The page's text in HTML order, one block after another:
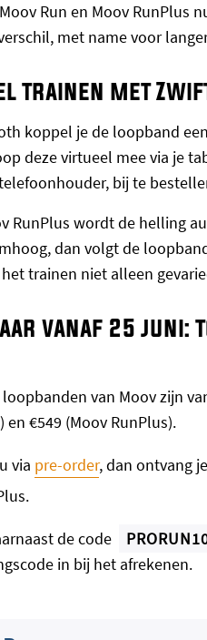
Run en Moov RunPlus
met name voor
trainen met
koppel je de loopband
deze virtueel mee via je
bij te
RunPlus wordt de helling
dan volgt de
trainen niet alleen
vanaf 25 juni:
van Moov zijn
en €549 (Moov RunPlus).
via pre-order, dan ontvang
de code
in bij het afrekenen.